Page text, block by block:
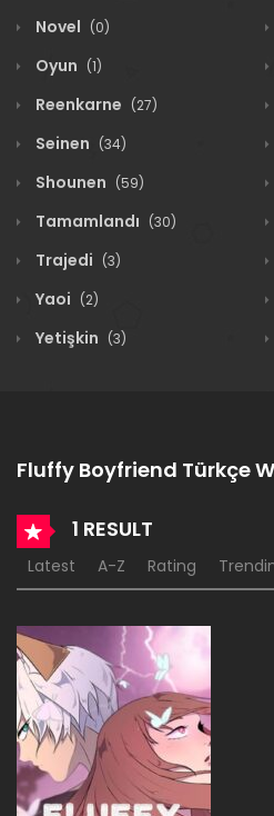
Novel (0)
Oyun (1)
Reenkarne (27)
Seinen (34)
Shounen (59)
Tamamlandı (30)
Trajedi (3)
Yaoi (2)
Yetişkin (3)
Fluffy Boyfriend Türkçe
1 RESULT
Latest A-Z Rating